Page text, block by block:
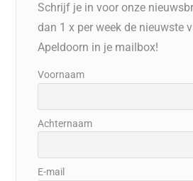
Schrijf je in voor onze
dan 1 x per week de nieuwste
Apeldoorn in je mailbox!
Voornaam
Achternaam
E-mail